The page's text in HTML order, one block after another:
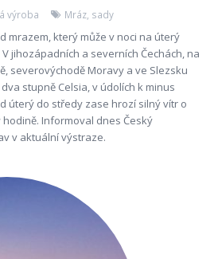
výroba Mráz, sady
mrazem, který může v noci na úterý
jihozápadních a severních Čechách, na
severovýchodě Moravy a ve Slezsku
stupně Celsia, v údolích k minus
úterý do středy zase hrozí silný vítr o
Informoval dnes Český
v aktuální výstraze.